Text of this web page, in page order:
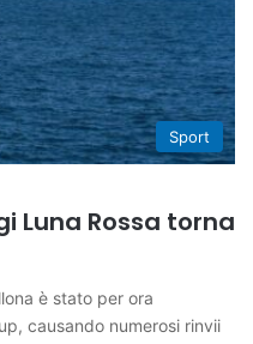
Sport
Luna Rossa torna
è stato per ora
causando numerosi rinvii